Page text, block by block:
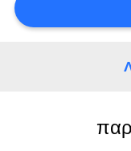
PRIVACY